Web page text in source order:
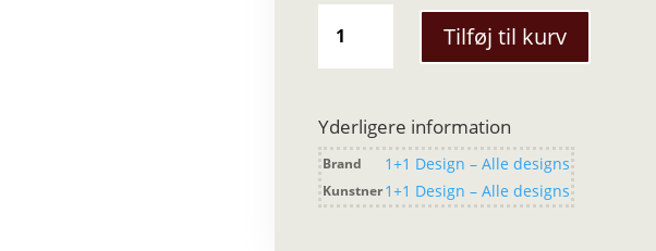
Design
-
(lyse
farver)
antal
Tilføj til kurv
Yderligere information
Brand 1+1 Design – Alle designs
Kunstner1+1 Design – Alle designs